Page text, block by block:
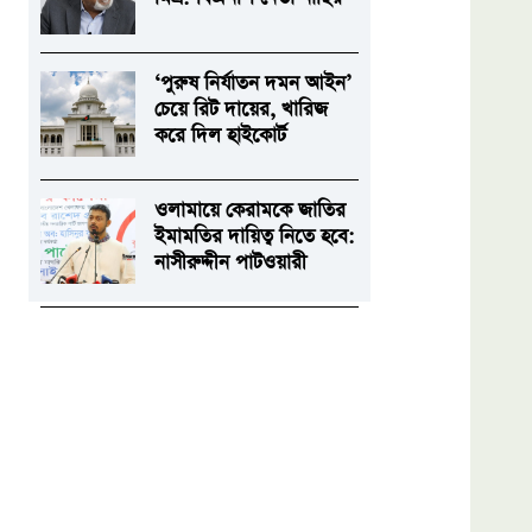
‘পুরুষ নির্যাতন দমন আইন’
চেয়ে রিট দায়ের, খারিজ
করে দিল হাইকোর্ট
ওলামায়ে কেরামকে জাতির
ইমামতির দায়িত্ব নিতে হবে:
নাসীরুদ্দীন পাটওয়ারী